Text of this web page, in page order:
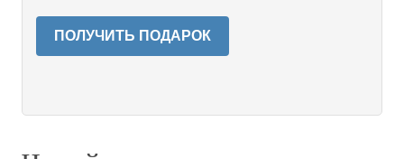
ПОЛУЧИТЬ ПОДАРОК